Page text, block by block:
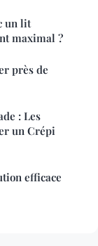
un lit
maximal ?
près de
: Les
un Crépi
efficace